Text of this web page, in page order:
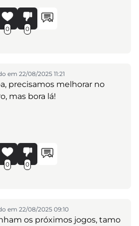
0 0
em 22/08/2025 11:21
precisamos melhorar no
mas bora lá!
0 0
em 22/08/2025 09:10
os próximos jogos, tamo